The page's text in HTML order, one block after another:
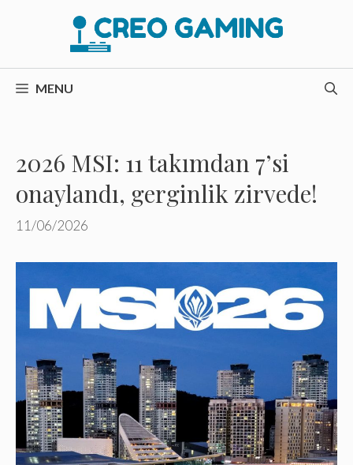
MENU
2026 MSI: 11 takımdan 7’si
onaylandı, gerginlik zirvede!
11/06/2026